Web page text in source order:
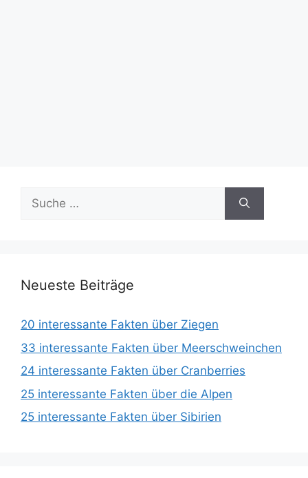
Suche
nach:
Neueste Beiträge
20 interessante Fakten über Ziegen
33 interessante Fakten über Meerschweinchen
24 interessante Fakten über Cranberries
25 interessante Fakten über die Alpen
25 interessante Fakten über Sibirien